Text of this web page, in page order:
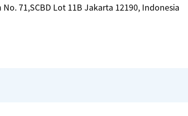
71,SCBD Lot 11B Jakarta 12190, Indonesia